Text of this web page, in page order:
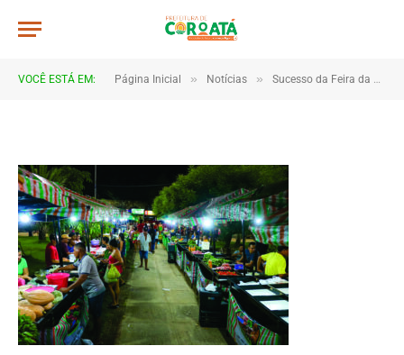
VOCÊ ESTÁ EM: Página Inicial » Notícias » Sucesso da Feira da Agricultura Familiar Fortalece o Comércio Local
3FEIRA-min